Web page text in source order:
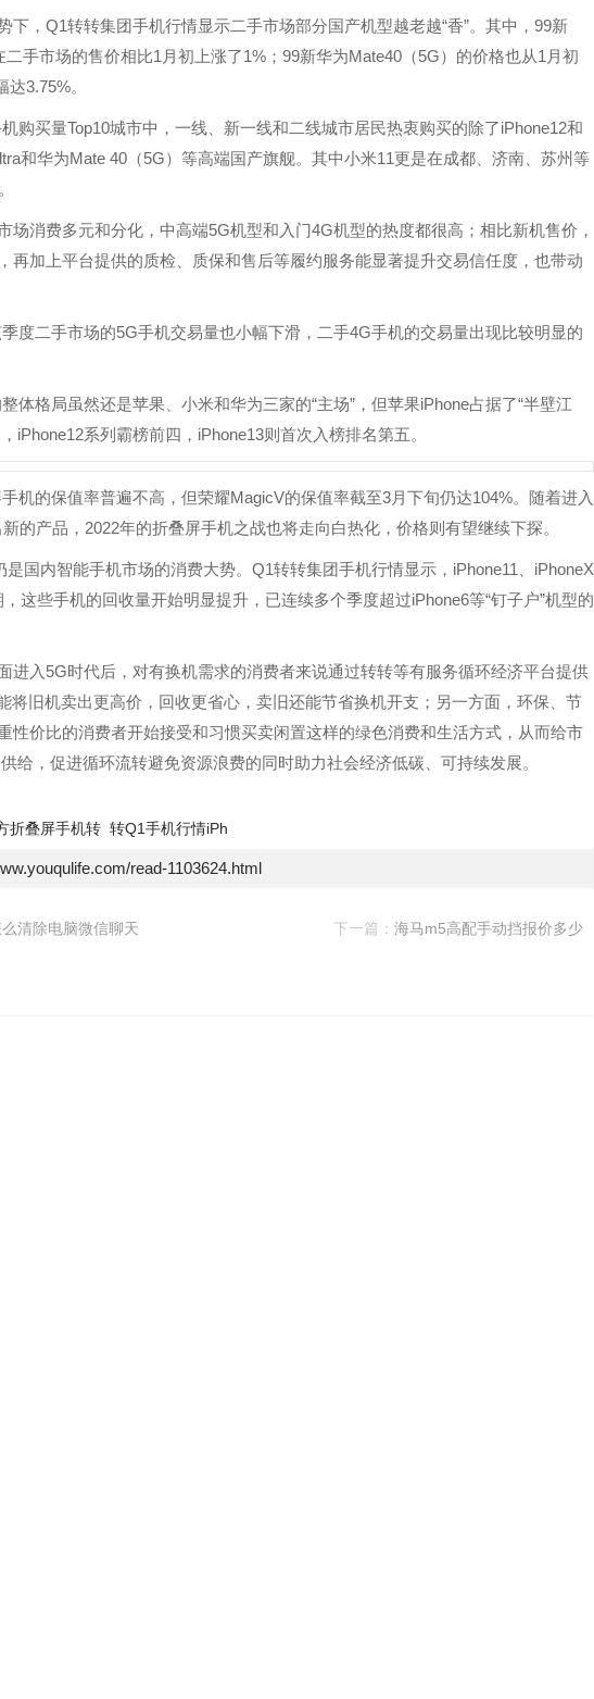
，Q1转转集团手机行情显示二手市场部分国产机型越老越“香”。其中，99新
手市场的售价相比1月初上涨了1%；99新华为Mate40（5G）的价格也从1月初
3.75%。
购买量Top10城市中，一线、新一线和二线城市居民热衷购买的除了iPhone12和
和华为Mate 40（5G）等高端国产旗舰。其中小米11更是在成都、济南、苏州等
场消费多元和分化，中高端5G机型和入门4G机型的热度都很高；相比新机售价，
再加上平台提供的质检、质保和售后等履约服务能显著提升交易信任度，也带动
度二手市场的5G手机交易量也小幅下滑，二手4G手机的交易量出现比较明显的
体格局虽然还是苹果、小米和华为三家的“主场”，但苹果iPhone占据了“半壁江
iPhone12系列霸榜前四，iPhone13则首次入榜排名第五。
机的保值率普遍不高，但荣耀MagicV的保值率截至3月下旬仍达104%。随着进入
的产品，2022年的折叠屏手机之战也将走向白热化，价格则有望继续下探。
国内智能手机市场的消费大势。Q1转转集团手机行情显示，iPhone11、iPhoneX
这些手机的回收量开始明显提升，已连续多个季度超过iPhone6等“钉子户”机型的
进入5G时代后，对有换机需求的消费者来说通过转转等有服务循环经济平台提供
将旧机卖出更高价，回收更省心，卖旧还能节省换机开支；另一方面，环保、节
性价比的消费者开始接受和习惯买卖闲置这样的绿色消费和生活方式，从而给市
给，促进循环流转避免资源浪费的同时助力社会经济低碳、可持续发展。
折叠屏手机转 转Q1手机行情iPh
read-1103624.html
清除电脑微信聊天
下一篇： 海马m5高配手动挡报价多少